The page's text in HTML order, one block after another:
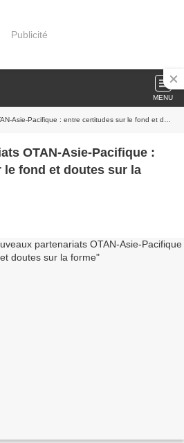
Publicité
MENU
Pacifique : entre certitudes sur le fond et doutes sur la forme
OTAN-Asie-Pacifique :
fond et doutes sur la